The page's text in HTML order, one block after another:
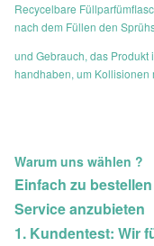
Recycelbare
nach dem Füllen den
und Gebrauch, das Produkt
handhaben, um Kollisionen
Warum uns wählen ?
Einfach zu
Service anzubieten
1. Kundentest: Wir